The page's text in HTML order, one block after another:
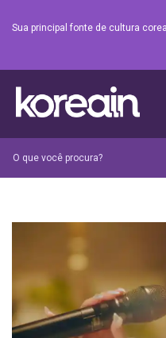
Sua principal fonte de cultura